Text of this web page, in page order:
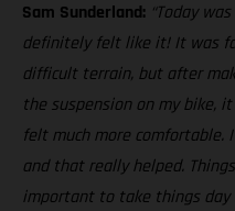
Sam Sunderland: “Today
definitely felt like it! It was
difficult terrain, but after
the suspension on my bike,
felt much more
and that really helped.
important to take things day